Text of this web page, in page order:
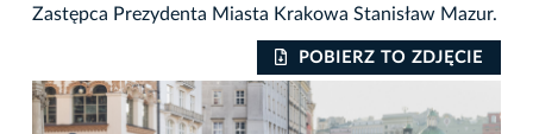
Zastępca Prezydenta Miasta Krakowa Stanisław Mazur.
POBIERZ TO ZDJĘCIE